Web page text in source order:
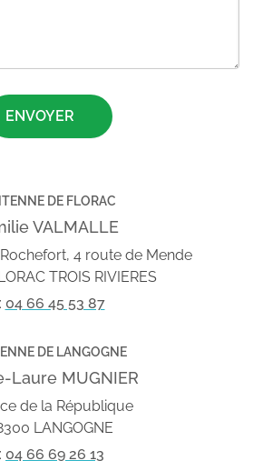
ENVOYER
DE FLORAC
VALMALLE
4 route de Mende
TROIS RIVIERES
: 04 66 45 53 87
DE LANGOGNE
Laure MUGNIER
de la République
LANGOGNE
: 04 66 69 26 13